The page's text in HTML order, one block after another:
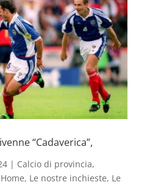
“Cadaverica”,
| Calcio di provincia,
Home, Le nostre inchieste, Le